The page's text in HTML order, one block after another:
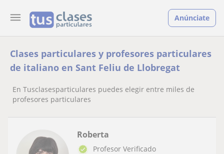
Anúnciate
Clases particulares y profesores particulares
de italiano en Sant Feliu de Llobregat
En Tusclasesparticulares puedes elegir entre miles de
profesores particulares
Roberta
Profesor Verificado